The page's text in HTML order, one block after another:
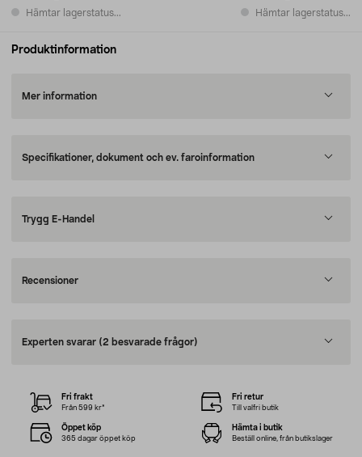
Hämtar lagerstatus... Hämtar lagerstatus...
Produktinformation
Mer information
Specifikationer, dokument och ev. faroinformation
Trygg E-Handel
Recensioner
Experten svarar (2 besvarade frågor)
Fri frakt
Från 599 kr*
Fri retur
Till valfri butik
Öppet köp
365 dagar öppet köp
Hämta i butik
Beställ online, från butikslager